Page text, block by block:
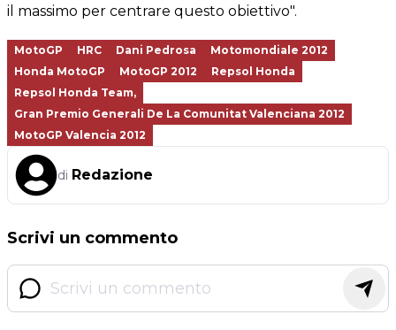
il massimo per centrare questo obiettivo".
MotoGP HRC Dani Pedrosa
Motomondiale 2012
Honda MotoGP
MotoGP 2012
Repsol Honda
Repsol Honda Team,
Gran Premio Generali De La Comunitat Valenciana 2012
MotoGP Valencia 2012
di Redazione
Scrivi un commento